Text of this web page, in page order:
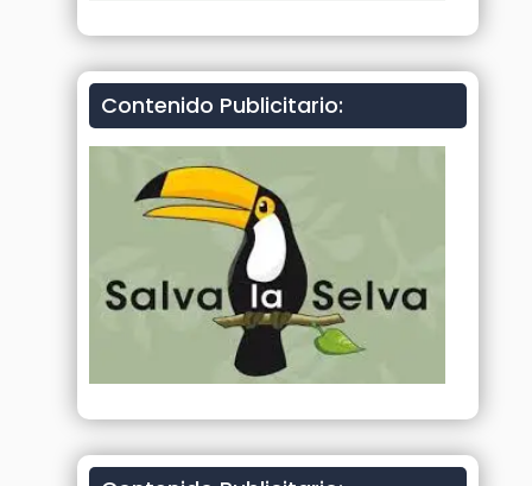
Contenido Publicitario: